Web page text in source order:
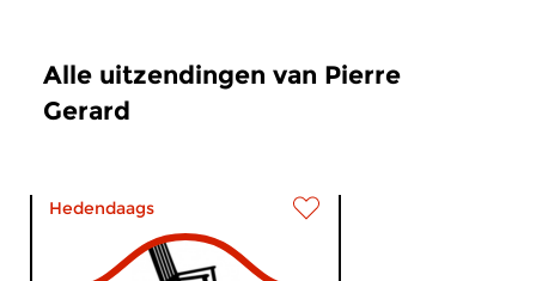
Alle uitzendingen van Pierre
Gerard
Hedendaags